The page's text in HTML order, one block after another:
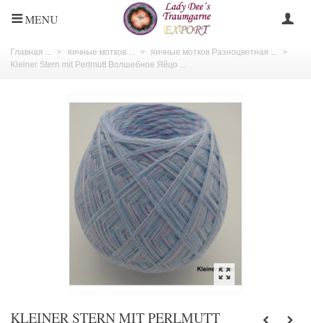
MENU
Главная ... > яичные мотков ... > яичные мотков Разноцветная ...
>
Kleiner Stern mit Perlmutt Волшебное Яйцо ...
KLEINER STERN MIT PERLMUTT